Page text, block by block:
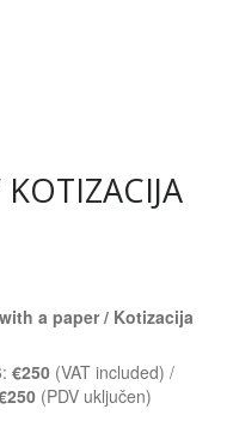
a paper / Kotizacija
€250(VAT included) /
(PDV uključen)